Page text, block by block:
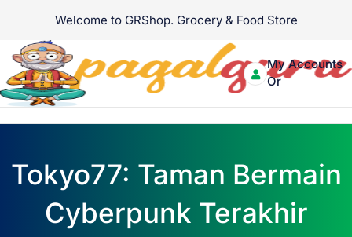
content
Welcome to GRShop. Grocery & Food Store
Contact Us
My Accounts
Login
Or
Signup
Tokyo77: Taman Bermain
Cyberpunk Terakhir